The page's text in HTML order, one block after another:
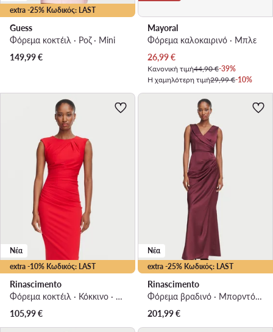
extra -25% Κωδικός: LAST
Guess
Φόρεμα κοκτέιλ · Ροζ · Mini
149,99€
Mayoral
Φόρεμα καλοκαιρινό · Μπλε
Τρέχουσα τιμή
26,99€
Κανονική τιμή44,90 €-39%
Η χαμηλότερη τιμή29,99 €-10%
extra -10% Κωδικός: LAST
Νέα
Rinascimento
Φόρεμα κοκτέιλ · Κόκκινο · Midi
105,99€
extra -25% Κωδικός: LAST
Νέα
Rinascimento
Φόρεμα βραδινό · Μπορντό · Maxi
201,99€